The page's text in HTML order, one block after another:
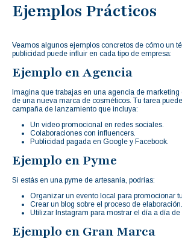
Ejemplos Prácticos
Veamos algunos ejemplos concretos de cómo un
publicidad puede influir en cada tipo de empresa:
Ejemplo en Agencia
Imagina que trabajas en una agencia de marketing
de una nueva marca de cosméticos. Tu tarea
campaña de lanzamiento que incluya:
Un video promocional en redes sociales.
Colaboraciones con influencers.
Publicidad pagada en Google y Facebook.
Ejemplo en Pyme
Si estás en una pyme de artesanía, podrías:
Organizar un evento local para promocionar
Crear un blog sobre el proceso de elaboración.
Utilizar Instagram para mostrar el día a día de
Ejemplo en Gran Marca